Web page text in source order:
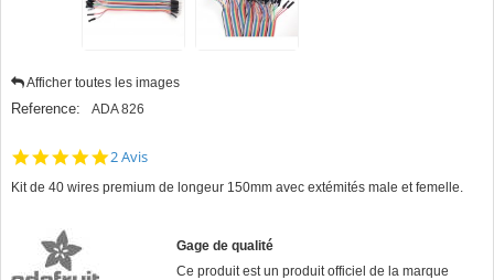
Afficher toutes les images
Reference: ADA 826
5.0
rating
2 Avis
Kit de 40 wires premium de longeur 150mm avec extémités male et femelle.
Gage de qualité
Ce produit est un produit officiel de la marque